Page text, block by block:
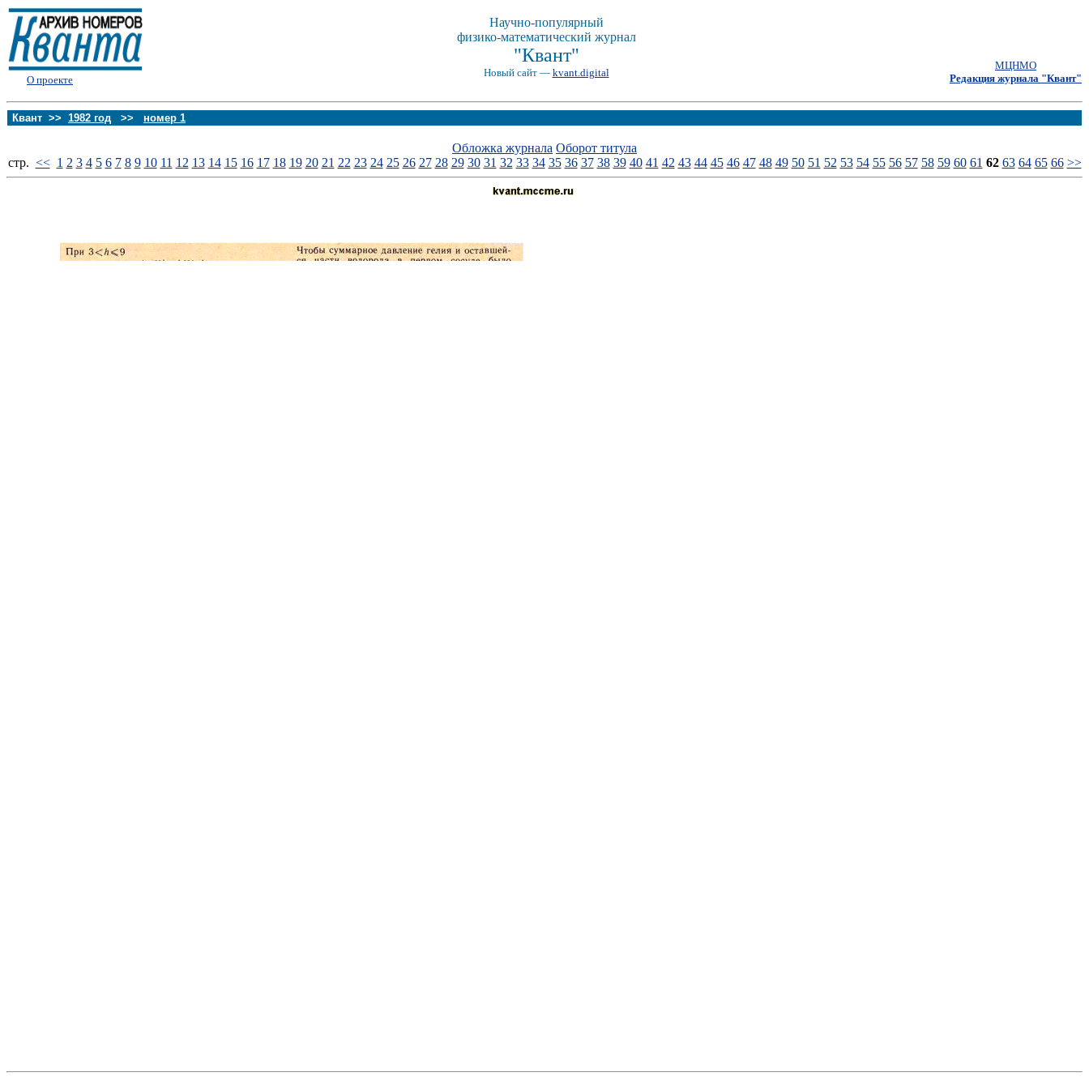
О проекте
Научно-популярный
физико-математический журнал
"Квант"
Новый сайт — kvant.digital
МЦНМО
Редакция журнала "Квант"
Квант >> 1982 год >> номер 1
Обложка журнала Оборот титула
стp. << 1 2 3 4 5 6 7 8 9 10 11 12 13 14 15 16 17 18 19 20 21 22 23 24 25 26 27 28 29 30 31 32 33 34 35 36 37 38 39 40 41 42 43 44 45 46 47 48 49 50 51 52 53 54 55 56 57 58 59 60 61 62 63 64 65 66 >>